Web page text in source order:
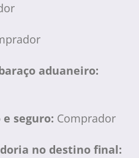
aduaneiro:
seguro: Comprador
no destino final: